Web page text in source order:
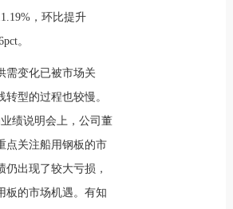
，环比提升
。
需变化已被市场关
型的过程也较慢。
绩说明会上，公司董
点关注船用钢板的市
出现了较大亏损，
板的市场机遇。有知